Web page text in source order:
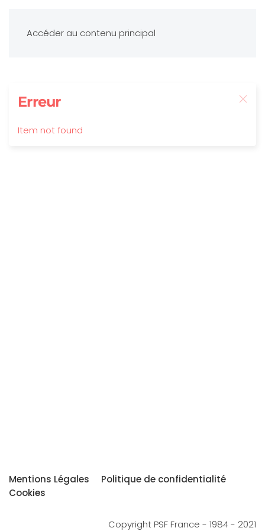
Accéder au contenu principal
Erreur
Item not found
Mentions Légales
Politique de confidentialité
Cookies
Copyright PSF France - 1984 - 2021